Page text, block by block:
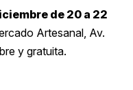
de 20 a 22
Artesanal, Av.
y gratuita.